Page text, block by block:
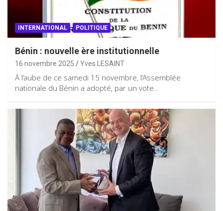
INTERNATIONAL POLITIQUE
Bénin : nouvelle ère institutionnelle
16 novembre 2025 Yves LESAINT
À l’aube de ce samedi 15 novembre, l’Assemblée
nationale du Bénin a adopté, par un vote…